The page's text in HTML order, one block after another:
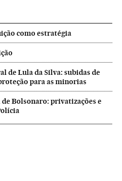
como estratégia
de Lula da Silva: subidas de
para as minorias
Bolsonaro: privatizações e